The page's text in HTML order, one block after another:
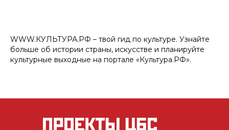
WWW.КУЛЬТУРА.РФ – твой гид по культуре. Узнайте
больше об истории страны, искусстве и планируйте
культурные выходные на портале «Культура.РФ».